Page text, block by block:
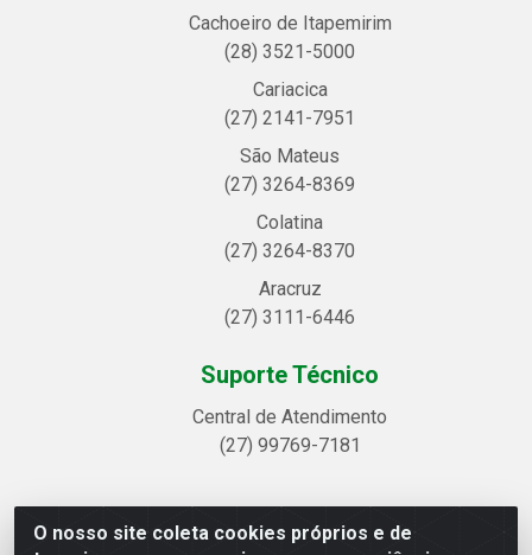
O nosso site coleta cookies próprios e de
Cachoeiro de Itapemirim
(28) 3521-5000
Cariacica
(27) 2141-7951
São Mateus
(27) 3264-8369
Colatina
(27) 3264-8370
Aracruz
(27) 3111-6446
Suporte Técnico
Central de Atendimento
(27) 99769-7181
Linhavix Distribuidora LTDA - Avenida Alegre, 2521 -